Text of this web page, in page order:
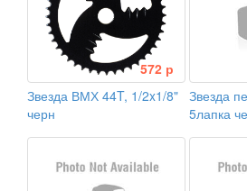
572 р
Звезда ВМХ 44T, 1/2x1/8"
черн
Звезда
5лапка